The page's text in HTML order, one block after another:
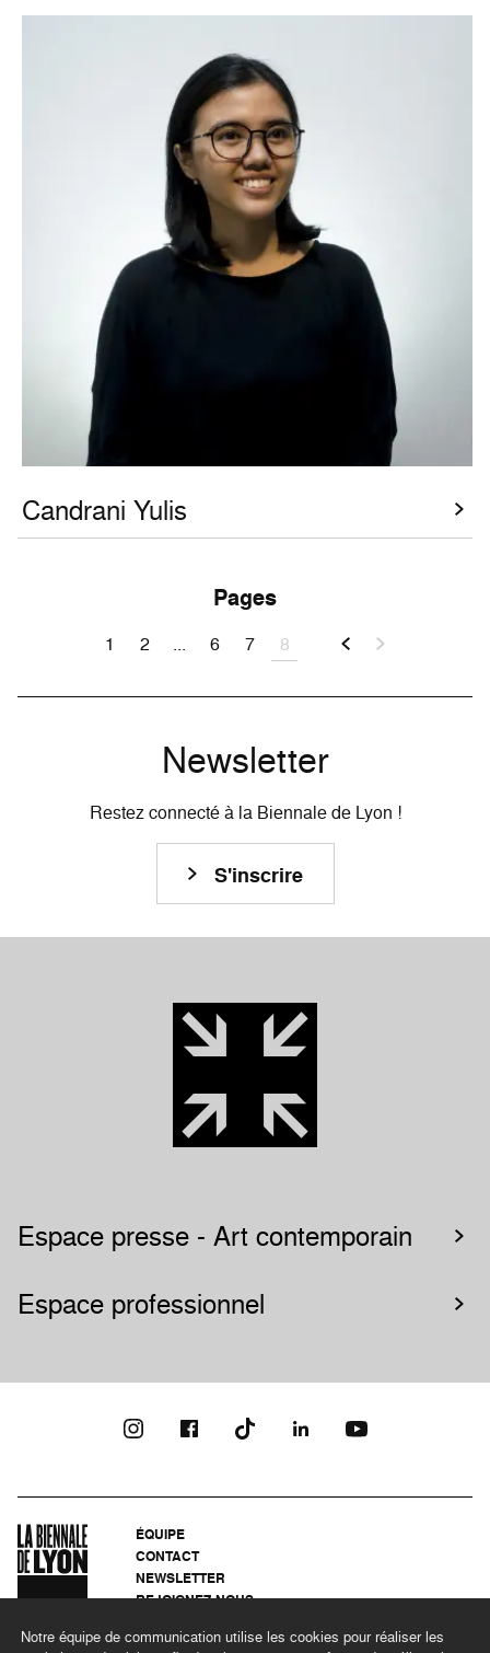
Notre équipe de communication utilise les cookies pour réaliser les
Candrani Yulis
Pages
1 2 ... 6 7 8
Newsletter
Restez connecté à la Biennale de Lyon !
S'inscrire
Espace presse - Art contemporain
Espace professionnel
ÉQUIPE
CONTACT
NEWSLETTER
REJOIGNEZ-NOUS
CONFIDENTIALITÉ